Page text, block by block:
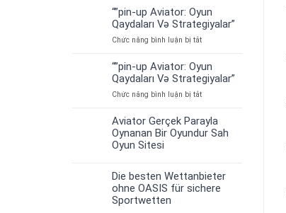
“”pin-up Aviator: Oyun
Qaydaları Və Strategiyalar”
Chức năng bình luận bị tắtở
Aviator:
Oyun
Qaydaları
Strategiyalar”
“”pin-up Aviator: Oyun
Qaydaları Və Strategiyalar”
Chức năng bình luận bị tắtở
Aviator:
Oyun
Strategiyalar”
Aviator Gerçek Parayla
Oynanan Bir Oyundur Sah
Oyun Sitesi
Die besten Wettanbieter
ohne OASIS für sichere
Sportwetten